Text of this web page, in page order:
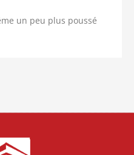
un peu plus poussé